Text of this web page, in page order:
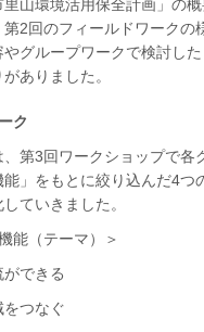
山環境活用保全計画」の
第2回のフィールドワークの
グループワークで検討した
ありました。
ク
第3回ワークショップで各
」をもとに絞り込んだ4つ
ていきました。
能（テーマ）＞
できる
つなぐ